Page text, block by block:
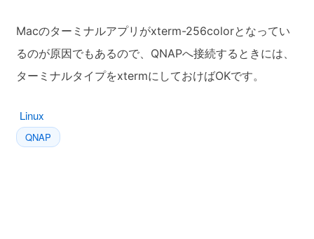
Macのターミナルアプリがxterm-256colorとなってい
るのが原因でもあるので、QNAPへ接続するときには、
ターミナルタイプをxtermにしておけばOKです。
Linux
QNAP